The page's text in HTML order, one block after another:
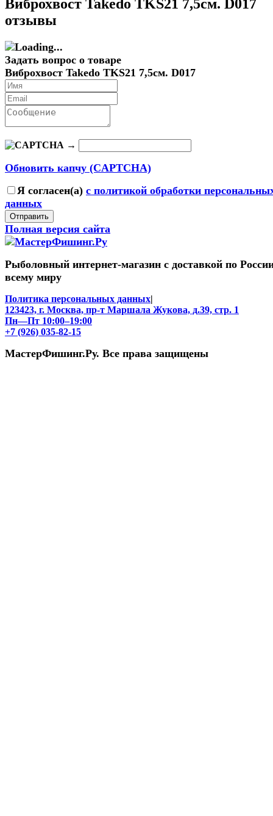
Виброхвост Takedo TKS21 7,5см. D017
отзывы
Задать вопрос о товаре
Виброхвост Takedo TKS21 7,5см. D017
→
Обновить капчу (CAPTCHA)
Я согласен(a) с политикой обработки
данных
Отправить
Полная версия сайта
Рыболовный интернет-магазин с доставкой по
всему миру
Политика персональных данных|
123423, г. Москва, пр-т Маршала Жукова, д.39, стр. 1
Пн—Пт 10:00–19:00
+7 (926) 035-82-15
МастерФишинг.Ру. Все права защищены